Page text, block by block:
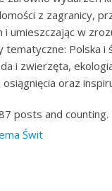
z zagranicy,
umieszczając w
tematyczne: Polska i
i zwierzęta,
osiągnięcia oraz
posts and counting.
Świt